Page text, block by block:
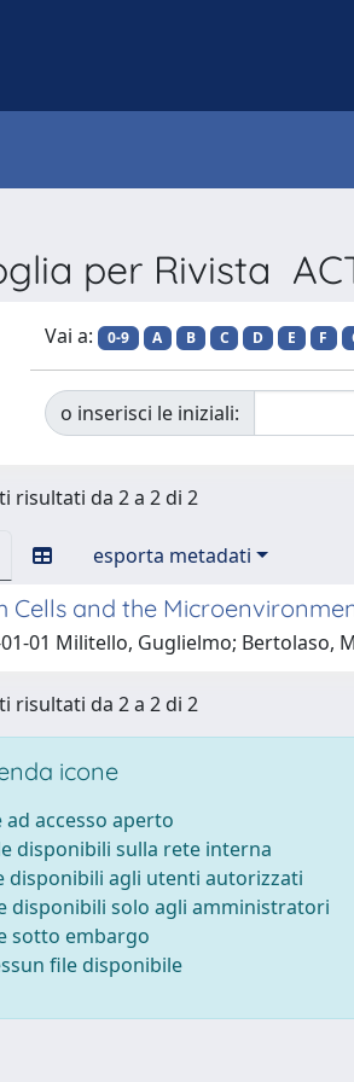
per Rivista
Vai a: 0-9 A B C D E F
o inserisci le iniziali:
risultati da 2 a 2 di 2
esporta metadati
Cells and the
01 Militello, Guglielmo; Bertolaso,
risultati da 2 a 2 di 2
icone
ad accesso aperto
disponibili sulla rete interna
disponibili agli utenti autorizzati
disponibili solo agli amministratori
sotto embargo
file disponibile